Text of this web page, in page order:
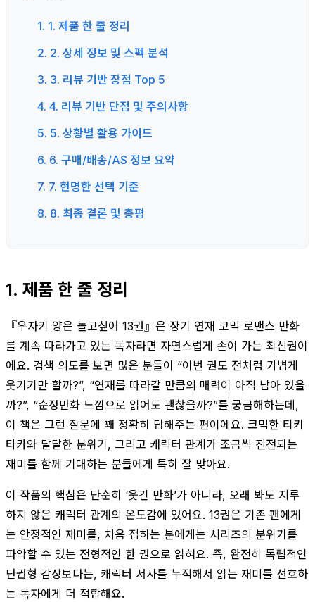
1. 1. 제품 한 줄 정리
2. 2. 상세 정보 및 스펙 분석
3. 3. 리뷰 기반 장점 Top 5
4. 4. 리뷰 기반 단점 및 주의사항
5. 5. 상황별 활용 가이드
6. 6. 구매/배송/AS 정보 요약
7. 7. 현명한 선택 기준
8. 8. 최종 결론 및 총평
1. 제품 한 줄 정리
『우자키 양은 놀고싶어 13권』은 장기 연재 코믹 로맨스 만화
를 계속 따라가고 있는 독자라면 자연스럽게 손이 가는 최신권이
에요. 검색 의도를 보면 많은 분들이 “이번 권도 전처럼 가볍게
웃기기만 할까?”, “연재를 따라갈 만큼의 매력이 아직 남아 있을
까?”, “순정만화 느낌으로 읽어도 괜찮을까?”를 궁금해하는데,
이 책은 그런 질문에 꽤 정확히 답해주는 편이에요. 코믹한 티키
타카와 달달한 분위기, 그리고 캐릭터 관계가 조금씩 진전되는
재미를 함께 기대하는 분들에게 특히 잘 맞아요.
이 작품의 핵심은 단순히 ‘웃긴 만화’가 아니라, 오래 봐도 지루
하지 않은 캐릭터 관계의 온도감에 있어요. 13권은 기존 팬에게
는 안정적인 재미를, 처음 접하는 분에게는 시리즈의 분위기를
파악할 수 있는 전형적인 한 권으로 읽혀요. 즉, 완전히 독립적인
단권형 감상보다는, 캐릭터 서사를 누적해서 읽는 재미를 선호하
는 독자에게 더 적합해요.